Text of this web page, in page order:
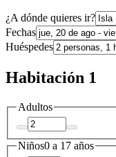
¿A dónde quieres ir?
Fechas
Huéspedes
Habitación 1
Adultos
Niños0 a 17 años